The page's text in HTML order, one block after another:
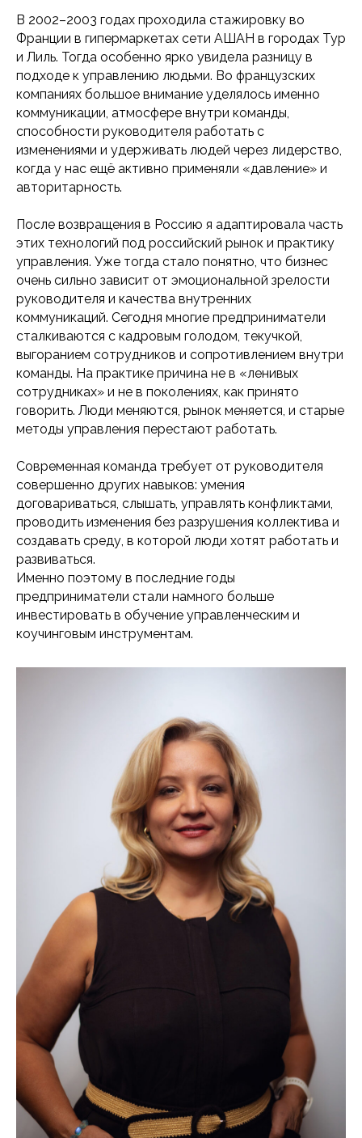
В 2002–2003 годах проходила стажировку во
Франции в гипермаркетах сети АШАН в городах Тур
и Лиль. Тогда особенно ярко увидела разницу в
подходе к управлению людьми. Во французских
компаниях большое внимание уделялось именно
коммуникации, атмосфере внутри команды,
способности руководителя работать с
изменениями и удерживать людей через лидерство,
когда у нас ещё активно применяли «давление» и
авторитарность.
После возвращения в Россию я адаптировала часть
этих технологий под российский рынок и практику
управления. Уже тогда стало понятно, что бизнес
очень сильно зависит от эмоциональной зрелости
руководителя и качества внутренних
коммуникаций. Сегодня многие предприниматели
сталкиваются с кадровым голодом, текучкой,
выгоранием сотрудников и сопротивлением внутри
команды. На практике причина не в «ленивых
сотрудниках» и не в поколениях, как принято
говорить. Люди меняются, рынок меняется, и старые
методы управления перестают работать.
Современная команда требует от руководителя
совершенно других навыков: умения
договариваться, слышать, управлять конфликтами,
проводить изменения без разрушения коллектива и
создавать среду, в которой люди хотят работать и
развиваться.
Именно поэтому в последние годы
предприниматели стали намного больше
инвестировать в обучение управленческим и
коучинговым инструментам.